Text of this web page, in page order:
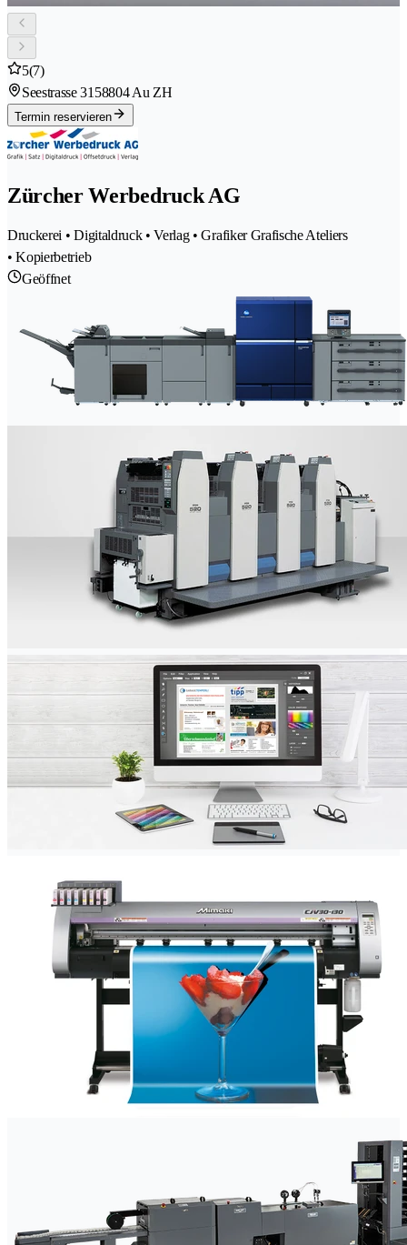
5(7)
Seestrasse 3158804 Au ZH
Termin reservieren
Zürcher Werbedruck AG
Druckerei • Digitaldruck • Verlag • Grafiker Grafische Ateliers
• Kopierbetrieb
Geöffnet